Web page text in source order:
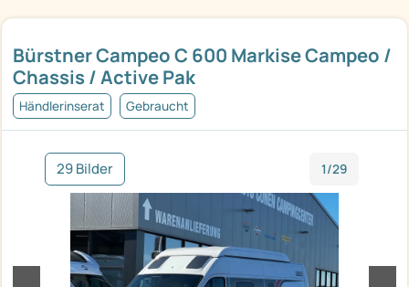
Bürstner Campeo C 600 Markise Campeo /
Chassis / Active Pak
Händlerinserat Gebraucht
29 Bilder 1/29